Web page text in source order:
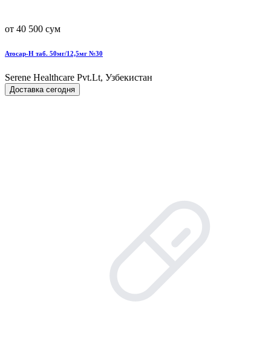
от 40 500 сум
Атосар-Н таб. 50мг/12,5мг №30
Serene Healthcare Pvt.Lt, Узбекистан
Доставка сегодня